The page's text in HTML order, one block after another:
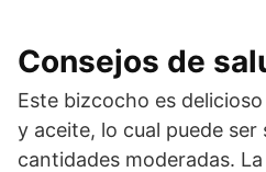
Consejos de
Este bizcocho es
y aceite, lo cual puede ser
cantidades moderadas.